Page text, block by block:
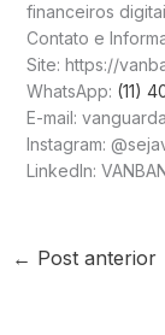
financeiros
Contato e
Site: https://
WhatsApp: (11)
E-mail:
Instagram:
LinkedIn:
← Post anterior